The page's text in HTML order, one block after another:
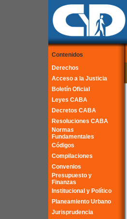
Contenidos
Derechos
Acceso a la Justicia
Boletín Oficial
Leyes CABA
Decretos CABA
Resoluciones CABA
Normas
Fundamentales
Códigos
Compilaciones
Convenios
Presupuesto y
Finanzas
Institucional y Político
Planeamiento Urbano
Jurisprudencia